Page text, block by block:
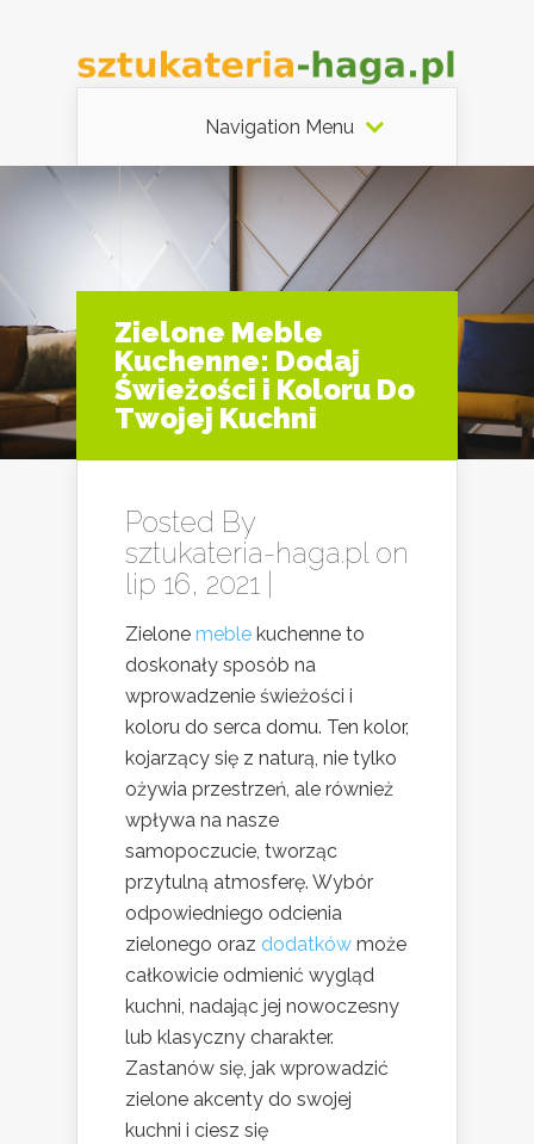
Navigation Menu
Zielone Meble
Kuchenne: Dodaj
Świeżości i Koloru Do
Twojej Kuchni
Posted By
sztukateria-haga.plon
lip 16, 2021 |
Zielone meble kuchenne to
doskonały sposób na
wprowadzenie świeżości i
koloru do serca domu. Ten kolor,
kojarzący się z naturą, nie tylko
ożywia przestrzeń, ale również
wpływa na nasze
samopoczucie, tworząc
przytulną atmosferę. Wybór
odpowiedniego odcienia
zielonego oraz dodatków może
całkowicie odmienić wygląd
kuchni, nadając jej nowoczesny
lub klasyczny charakter.
Zastanów się, jak wprowadzić
zielone akcenty do swojej
kuchni i ciesz się